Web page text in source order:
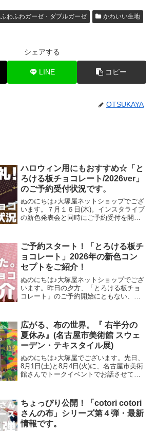
ふわふわガーゼ・ダブルガーゼ
かわいい生地
シェアする
LINE コピー
OTSUKAYA
ハロウィン用にもおすすめ☆「と
ろける板チョコレート/2026ver」
のご予約受付状況です。
ぬのにちは♪大塚屋ネットショップでござ
います。７月１６日(木)。インスタライブ
の新色発表会と同時にご予約受付を開始
ョン。「復刻カラー３色」と「新色３
色」の全６色にて展
ご予約スタート！「とろける板チ
ョコレート」2026年の新色コン
セプトをご紹介！
ぬのにちは♪大塚屋ネットショップでござ
います。昨日の夕方、「とろける板チョ
コレート」のご予約開始にともない、イ
ます。およそ30分程度です。この投稿を
Instagramで見
広がる、布の世界。『 右半分の
夏休み』(名古屋市美術館 スウェ
ーデン・テキスタイル展)
ぬのにちは♪大塚屋でございます。先日、
8月1日(土)と8月4日(火)に、名古屋市美術
館さんでトークイベントでお話させてい
客さまにご来場いただきましたことを御
礼申し上
ちょっぴり公開！「cotori cotori
さんの布」シリーズ第４弾・最新
情報です。